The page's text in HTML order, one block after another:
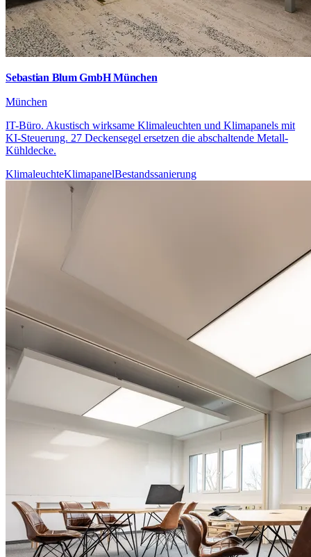
Sebastian Blum GmbH München
München
IT-Büro. Akustisch wirksame Klimaleuchten und Klimapanels mit
KI-Steuerung. 27 Deckensegel ersetzen die abschaltende Metall-
Kühldecke.
KlimaleuchteKlimapanelBestandssanierung